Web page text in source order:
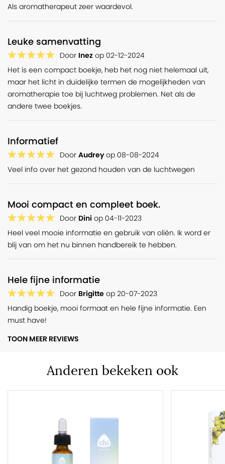
Als aromatherapeut zeer waardevol.
Leuke samenvatting
Door Inez op 02-12-2024
Het is een compact boekje, heb het nog niet helemaal uit,
maar het licht in duidelijke termen de mogelijkheden van
aromatherapie toe bij luchtweg problemen. Net als de
andere twee boekjes.
Informatief
Door Audreyop 08-08-2024
Veel info over het gezond houden van de luchtwegen
Mooi compact en compleet boek.
Door Dini op 04-11-2023
Heel veel mooie informatie en gebruik van oliën. Ik word er
blij van om het nu binnen handbereik te hebben.
Hele fijne informatie
Door Brigitte op 20-07-2023
Handig boekje, mooi formaat en hele fijne informatie. Een
must have!
TOON MEER REVIEWS
Anderen bekeken ook